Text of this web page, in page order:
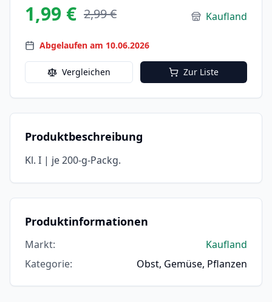
1,99 € 2,99 € Kaufland
Abgelaufen am 10.06.2026
Vergleichen Zur Liste
Produktbeschreibung
Kl. I | je 200-g-Packg.
Produktinformationen
Markt:
Kaufland
Kategorie: Obst, Gemüse, Pflanzen